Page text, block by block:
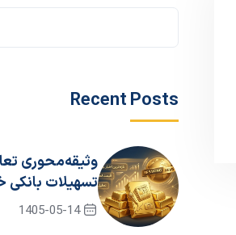
Recent Posts
وثیقه‌محوری
تسهیلات بانکی
1405-05-14